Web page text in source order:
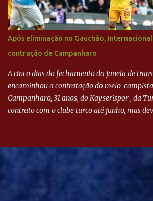
Após eliminação no Gauchão,
contração de Campanharo
A cinco dias do fechamento da janela de
encaminhou a contratação do meio-
Campanharo, 31 anos, do Kayserispor , da
contrato com o clube turco até junho, mas
Evian, da França, Hellas Verona, da Itália, e
Bulgária. O último clube brasileiro foi a
Desde então, está no Kayserispor. Caso a
opção de Mano Menezes no setor de meio-